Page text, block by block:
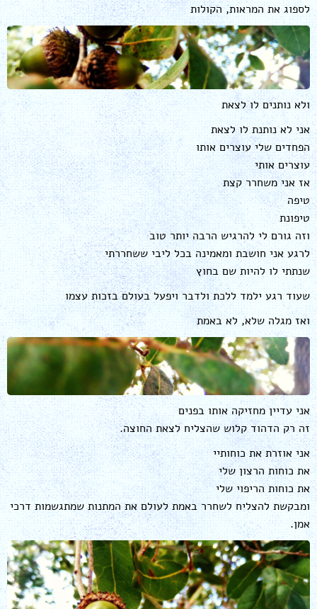
לספוג את המראות, הקולות
ולא נותנים לו לצאת
אני לא נותנת לו לצאת
הפחדים שלי עוצרים אותו
עוצרים אותי
אז אני משחרר קצת
טיפה
טיפונת
וזה גורם לי להרגיש הרבה יותר טוב
לרגע אני חושבת ומאמינה בכל ליבי ששחררתי
שנתתי לו להיות שם בחוץ
שעוד רגע ילמד ללכת ולדבר ויפעל בעולם בזכות עצמו
ואז מגלה שלא, לא באמת
אני עדיין מחזיקה אותו בפנים
זה רק הדהוד קלוש שהצליח לצאת החוצה.
אני אוזרת את כוחותיי
את כוחות הרצון שלי
את כוחות הריפוי שלי
ומבקשת להצליח לשחרר באמת לעולם את המתנות שמתגשמות דרכי
אמן.